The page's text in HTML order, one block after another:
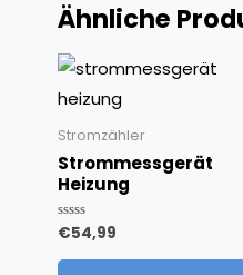
Ähnliche
Stromzähler
Strommessgerät
Heizung
Bewertet
0
€54,99